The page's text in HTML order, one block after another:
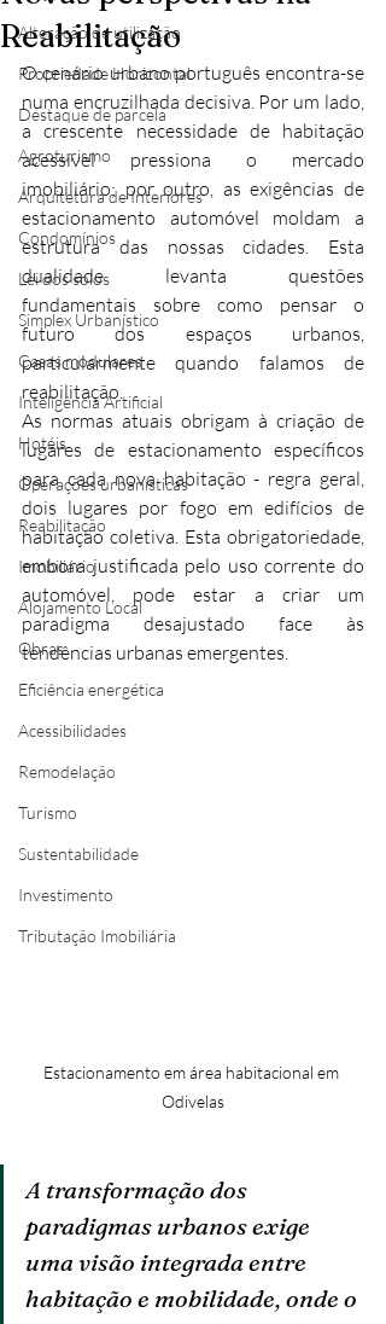
Alteração de utilização
Propriedade Horizontal
Destaque de parcela
Agroturismo
Arquitetura de Interiores
Condomínios
Lei dos solos
Simplex Urbanístico
Casas modulares
Inteligência Artificial
Hotéis
Operações urbanísticas
Reabilitação
Imobiliário
Alojamento Local
Obras
Eficiência energética
Acessibilidades
Remodelação
Turismo
Sustentabilidade
Investimento
Tributação Imobiliária
Reabilitação
O cenário urbano português encontra-se
numa encruzilhada decisiva. Por um lado,
a crescente necessidade de habitação
acessível pressiona o mercado
imobiliário; por outro, as exigências de
estacionamento automóvel moldam a
estrutura das nossas cidades. Esta
dualidade levanta questões
fundamentais sobre como pensar o
futuro dos espaços urbanos,
particularmente quando falamos de
reabilitação.
As normas atuais obrigam à criação de
lugares de estacionamento específicos
para cada nova habitação - regra geral,
dois lugares por fogo em edifícios de
habitação coletiva. Esta obrigatoriedade,
embora justificada pelo uso corrente do
automóvel, pode estar a criar um
paradigma desajustado face às
tendências urbanas emergentes.
Estacionamento em área habitacional em
Odivelas
A transformação dos
paradigmas urbanos exige
uma visão integrada entre
habitação e mobilidade, onde o